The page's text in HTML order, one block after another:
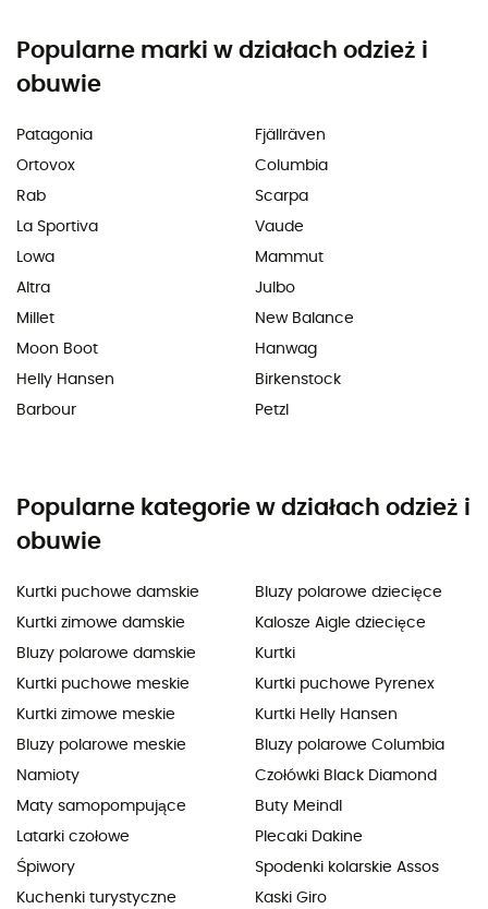
Popularne marki w działach odzież i
obuwie
Patagonia
Ortovox
Rab
La Sportiva
Lowa
Altra
Millet
Moon Boot
Helly Hansen
Barbour
Fjällräven
Columbia
Scarpa
Vaude
Mammut
Julbo
New Balance
Hanwag
Birkenstock
Petzl
Popularne kategorie w działach odzież i
obuwie
Kurtki puchowe damskie
Kurtki zimowe damskie
Bluzy polarowe damskie
Kurtki puchowe meskie
Kurtki zimowe meskie
Bluzy polarowe meskie
Namioty
Maty samopompujące
Latarki czołowe
Śpiwory
Kuchenki turystyczne
Bluzy polarowe dziecięce
Kalosze Aigle dziecięce
Kurtki
Kurtki puchowe Pyrenex
Kurtki Helly Hansen
Bluzy polarowe Columbia
Czołówki Black Diamond
Buty Meindl
Plecaki Dakine
Spodenki kolarskie Assos
Kaski Giro